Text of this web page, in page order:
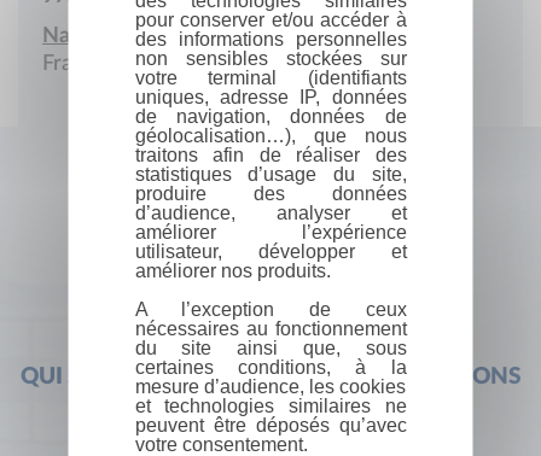
Nationalité :
France
QUI SOMMES-NOUS ? FOIRE AUX QUESTIONS
pour conserver et/ou accéder à
des informations personnelles
non sensibles stockées sur
votre terminal (identifiants
uniques, adresse IP, données
de navigation, données de
géolocalisation…), que nous
traitons afin de réaliser des
statistiques d’usage du site,
produire des données
d’audience, analyser et
améliorer l’expérience
utilisateur, développer et
améliorer nos produits.
A l’exception de ceux
nécessaires au fonctionnement
du site ainsi que, sous
certaines conditions, à la
mesure d’audience, les cookies
et technologies similaires ne
peuvent être déposés qu’avec
votre consentement.